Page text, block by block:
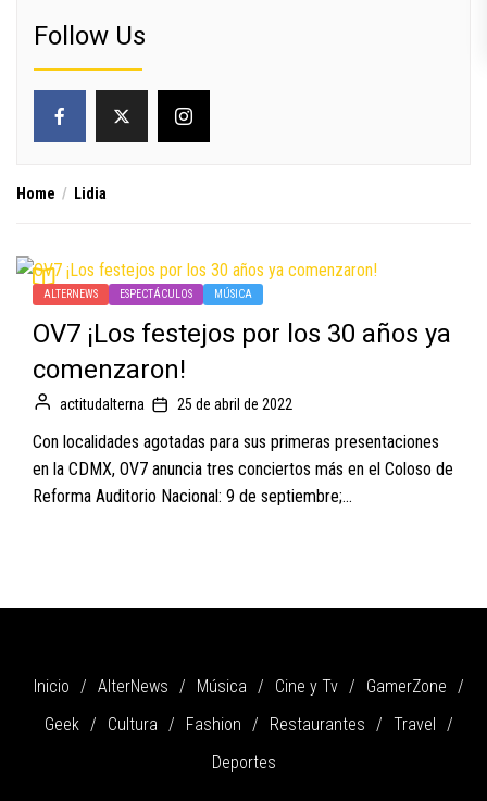
Home Lidia
ALTERNEWS ESPECTÁCULOS MÚSICA
OV7 ¡Los festejos por los 30 años ya
comenzaron!
actitudalterna 25 de abril de 2022
Con localidades agotadas para sus primeras presentaciones
en la CDMX, OV7 anuncia tres conciertos más en el Coloso de
Reforma Auditorio Nacional: 9 de septiembre;...
Follow Us
Inicio AlterNews Música Cine y Tv
GamerZone
Geek
Cultura Fashion Restaurantes
Travel
Deportes